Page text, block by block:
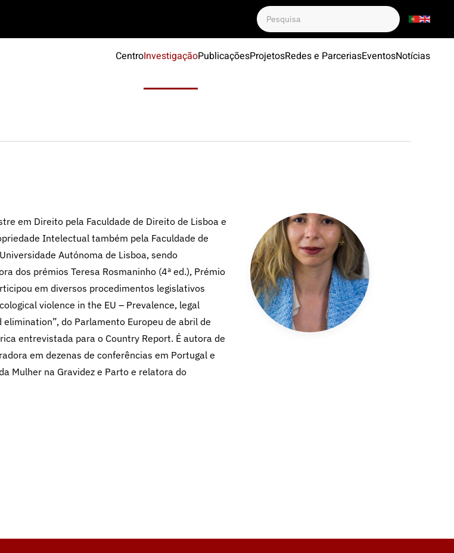
CentroInvestigaçãoPublicaçõesProjetosRedes e ParceriasEventosNotícias
em Direito pela Faculdade de Direito de Lisboa e
Intelectual também pela Faculdade de
Autónoma de Lisboa, sendo
dos prémios Teresa Rosmaninho (4ª ed.), Prémio
em diversos procedimentos legislativos
violence in the EU – Prevalence, legal
do Parlamento Europeu de abril de
entrevistada para o Country Report. É autora de
em dezenas de conferências em Portugal e
Mulher na Gravidez e Parto e relatora do